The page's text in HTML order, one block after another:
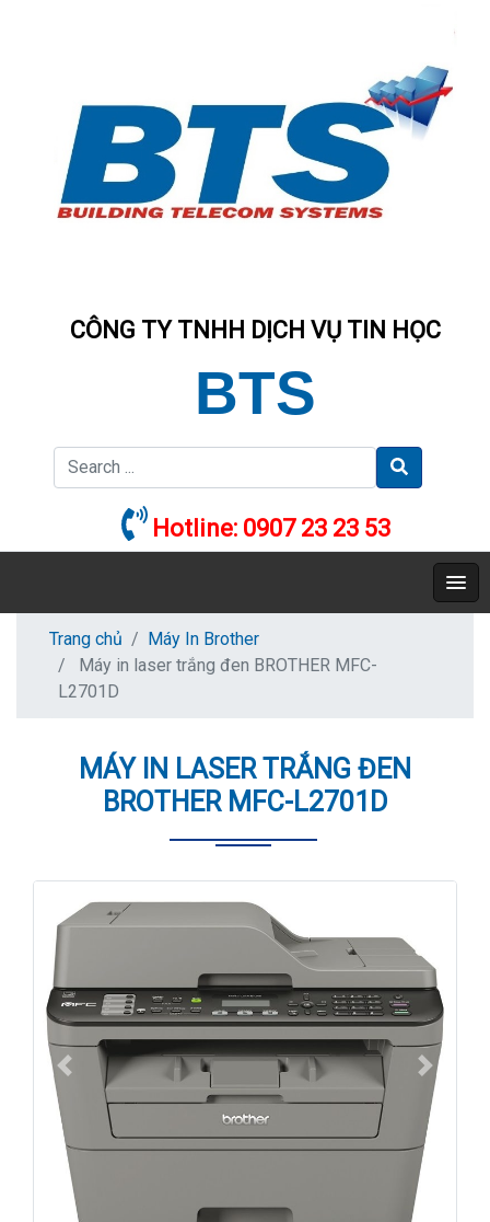
CÔNG TY TNHH DỊCH VỤ TIN HỌC
BTS
Hotline: 0907 23 23 53
Trang chủ
Máy In Brother
Máy in laser trắng đen BROTHER MFC-
L2701D
MÁY IN LASER TRẮNG ĐEN
BROTHER MFC-L2701D
Previous Next